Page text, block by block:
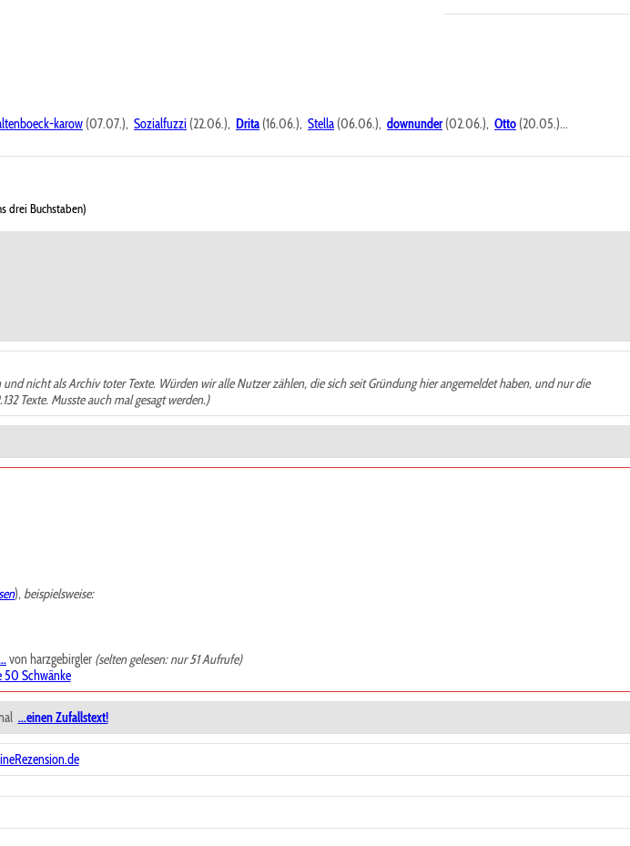
karow (07.07.), Sozialfuzzi (22.06.), Drita (16.06.), Stella (06.06.), downunder(02.06.), Otto (20.05.)...
drei Buchstaben)
nicht als Archiv toter Texte. Würden wir alle Nutzer zählen, die sich seit Gründung hier angemeldet haben, und nur die
Texte. Musste auch mal gesagt werden.)
),beispielsweise:
von harzgebirgler (selten gelesen: nur 51 Aufrufe)
50 Schwänke
...einen Zufallstext!